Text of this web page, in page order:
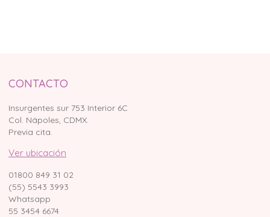
CONTACTO
Insurgentes sur 753 Interior 6C
Col. Nápoles, CDMX.
Previa cita.
Ver ubicación
01800 849 31 02
(55) 5543 3993
Whatsapp
55 3454 6674